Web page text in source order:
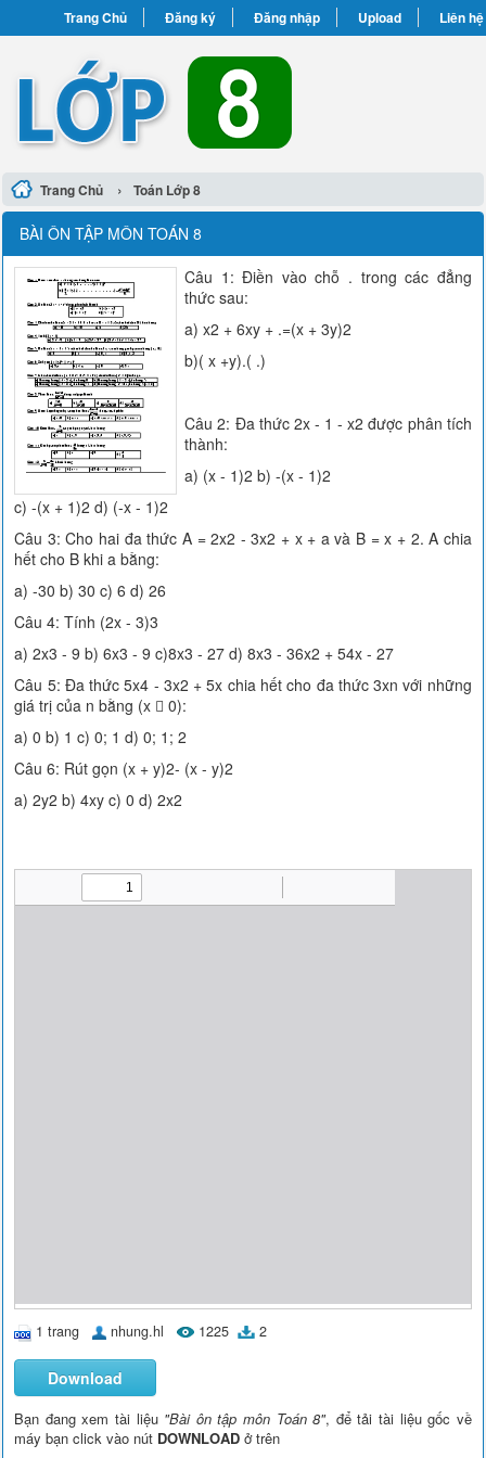
Trang Chủ Đăng ký Đăng nhập Upload Liên hệ
Trang Chủ › Toán Lớp 8
BÀI ÔN TẬP MÔN TOÁN 8
Câu 1: Điền vào chỗ . trong các đẳng
thức sau:
a) x2 + 6xy + .=(x + 3y)2
b)( x +y).( .)
Câu 2: Đa thức 2x - 1 - x2 được phân tích
thành:
a) (x - 1)2 b) -(x - 1)2
c) -(x + 1)2 d) (-x - 1)2
Câu 3: Cho hai đa thức A = 2x2 - 3x2 + x + a và B = x + 2. A chia
hết cho B khi a bằng:
a) -30 b) 30 c) 6 d) 26
Câu 4: Tính (2x - 3)3
a) 2x3 - 9 b) 6x3 - 9 c)8x3 - 27 d) 8x3 - 36x2 + 54x - 27
Câu 5: Đa thức 5x4 - 3x2 + 5x chia hết cho đa thức 3xn với những
giá trị của n bằng (x  0):
a) 0 b) 1 c) 0; 1 d) 0; 1; 2
Câu 6: Rút gọn (x + y)2- (x - y)2
a) 2y2 b) 4xy c) 0 d) 2x2
1 trang nhung.hl 1225 2
Download
Bạn đang xem tài liệu "Bài ôn tập môn Toán 8", để tải tài liệu gốc về
máy bạn click vào nút DOWNLOAD ở trên